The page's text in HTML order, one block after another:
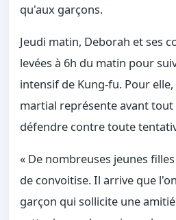
qu'aux garçons.
Jeudi matin, Deborah et ses
levées à 6h du matin pour
intensif de Kung-fu. Pour
martial représente avant tout
défendre contre toute
« De nombreuses jeunes
de convoitise. Il arrive que
garçon qui sollicite une